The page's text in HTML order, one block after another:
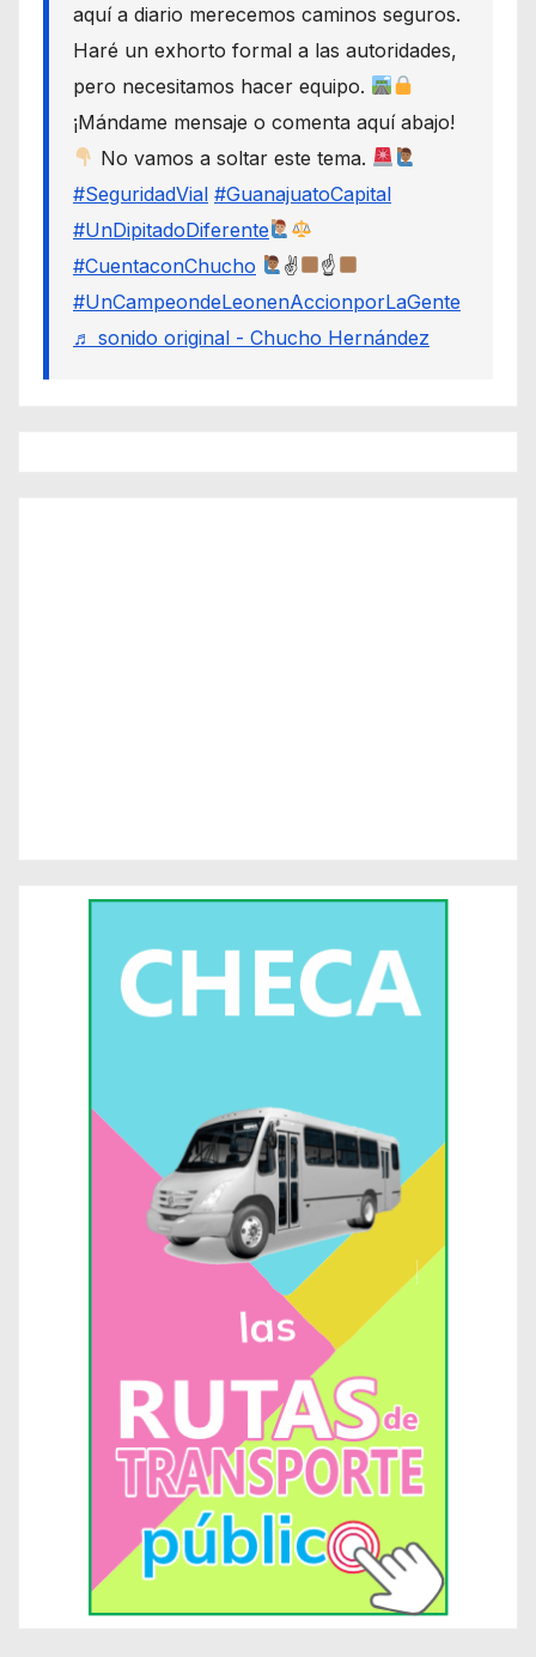
aquí a diario merecemos caminos seguros.
Haré un exhorto formal a las autoridades,
pero necesitamos hacer equipo.
¡Mándame mensaje o comenta aquí abajo!
No vamos a soltar este tema.
#SeguridadVial #GuanajuatoCapital
#UnDipitadoDiferente
#CuentaconChucho
✌
☝
#UnCampeondeLeonenAccionporLaGente
♬ sonido original - Chucho Hernández